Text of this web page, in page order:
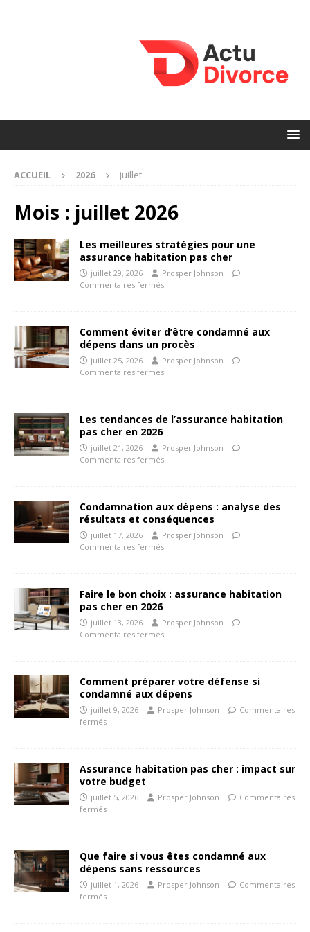
ACCUEIL 2026 juillet
Mois : juillet 2026
Les meilleures stratégies pour une
assurance habitation pas cher
juillet 29, 2026
Prosper Johnson
Commentaires fermés
Comment éviter d’être condamné aux
dépens dans un procès
juillet 25, 2026
Prosper Johnson
Commentaires fermés
Les tendances de l’assurance habitation
pas cher en 2026
juillet 21, 2026
Prosper Johnson
Commentaires fermés
Condamnation aux dépens : analyse des
résultats et conséquences
juillet 17, 2026
Prosper Johnson
Commentaires fermés
Faire le bon choix : assurance habitation
pas cher en 2026
juillet 13, 2026
Prosper Johnson
Commentaires fermés
Comment préparer votre défense si
condamné aux dépens
juillet 9, 2026 Prosper Johnson
Commentaires
fermés
Assurance habitation pas cher : impact sur
votre budget
juillet 5, 2026 Prosper Johnson
Commentaires
fermés
Que faire si vous êtes condamné aux
dépens sans ressources
juillet 1, 2026 Prosper Johnson
Commentaires
fermés